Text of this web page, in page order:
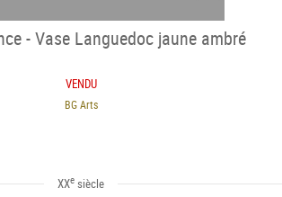
- Vase Languedoc jaune ambré
VENDU
BG Arts
XXe siècle